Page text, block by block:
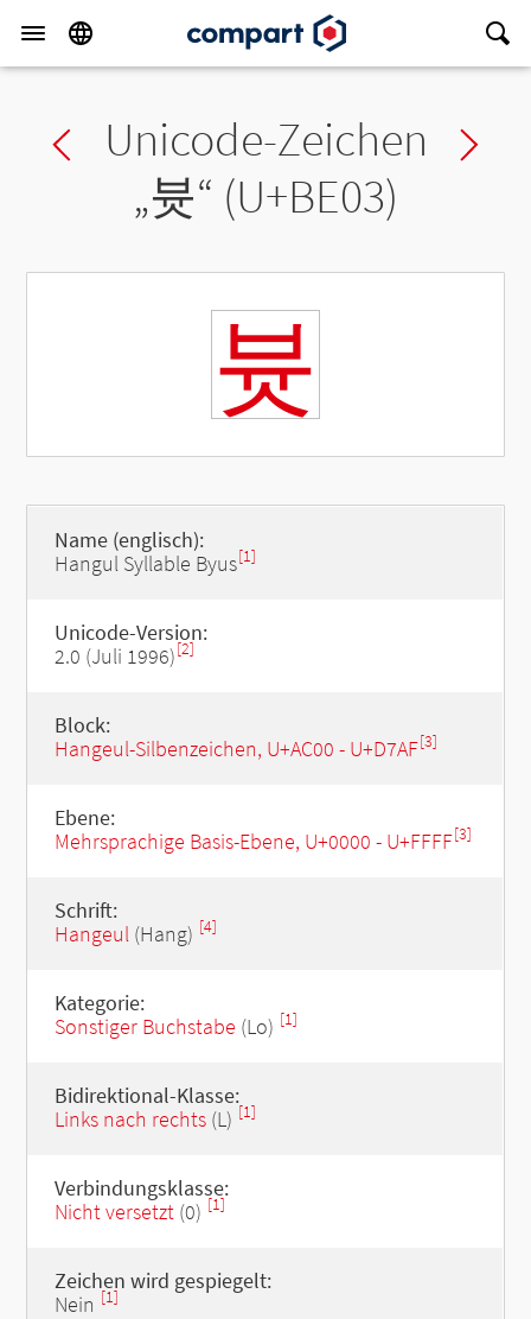
Previous char
Unicode-Zeichen
„븃“ (U+BE03)
븃
Name (englisch):
Hangul Syllable Byus[1]
Unicode-Version:
2.0 (Juli 1996)[2]
Block:
Hangeul-Silbenzeichen, U+AC00 - U+D7AF[3]
Ebene:
Mehrsprachige Basis-Ebene, U+0000 - U+FFFF[3]
Schrift:
Hangeul(Hang) [4]
Kategorie:
Sonstiger Buchstabe (Lo) [1]
Bidirektional-Klasse:
Links nach rechts(L) [1]
Verbindungsklasse:
Nicht versetzt(0) [1]
Zeichen wird gespiegelt:
Nein [1]